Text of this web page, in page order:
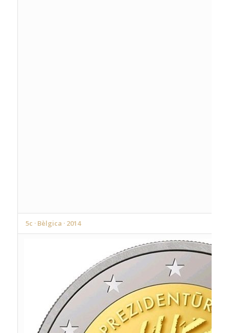
5c · Bèlgica · 2014